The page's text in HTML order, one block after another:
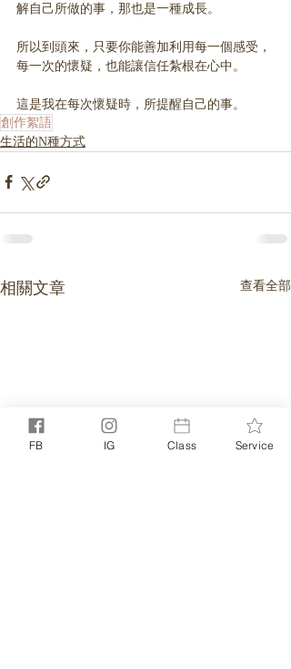
解自己所做的事，那也是一種成長。
所以到頭來，只要你能善加利用每一個感受，
每一次的懷疑，也能讓信任紮根在心中。
這是我在每次懷疑時，所提醒自己的事。
創作絮語
生活的N種方式
相關文章 查看全部
FB IG Class Service